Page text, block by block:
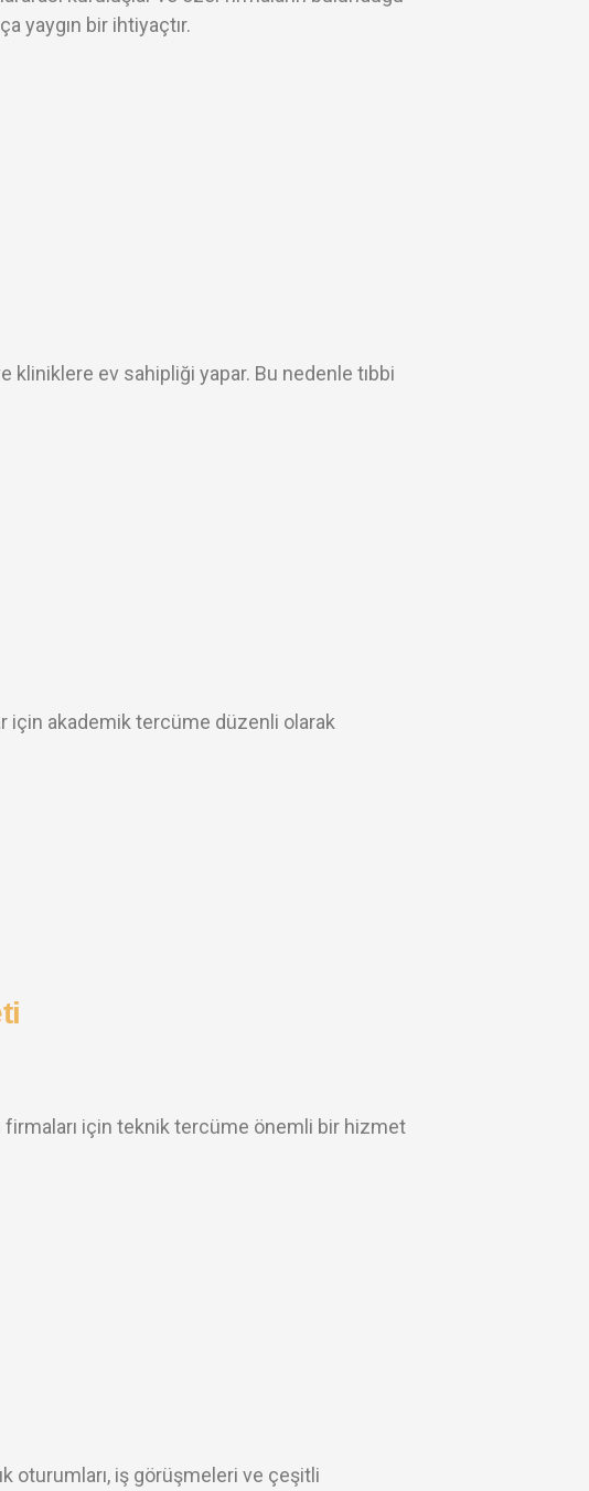
yaygın bir ihtiyaçtır.
kliniklere ev sahipliği yapar. Bu nedenle tıbbi
için akademik tercüme düzenli olarak
için teknik tercüme önemli bir hizmet
oturumları, iş görüşmeleri ve çeşitli